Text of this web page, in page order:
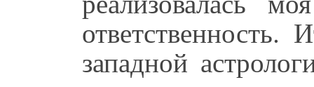
ответственность.
западной